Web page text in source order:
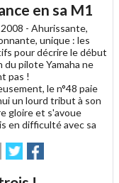
en sa M1
- Ahurissante,
unique : les
pour décrire le début
du pilote Yamaha ne
pas !
le n°48 paie
un lourd tribut à son
gloire et s'avoue
en difficulté avec sa
EnvoyerPartager
sur sur